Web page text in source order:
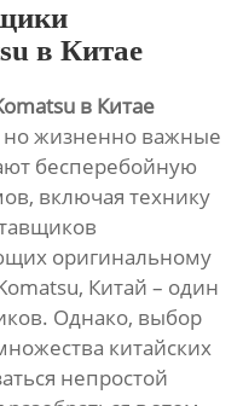
в Китае
в Китае
жизненно важные
бесперебойную
включая технику
оригинальному
Китай – один
Однако, выбор
китайских
непростой